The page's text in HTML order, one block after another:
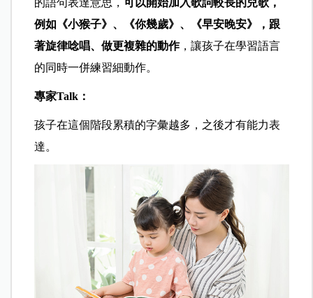
的語句表達意思， 可以開始加入歌詞較長的兒歌，
例如《小猴子》、《你幾歲》、《早安晚安》，跟
著旋律唸唱、做更複雜的動作，讓孩子在學習語言
的同時一併練習細動作。
專家Talk ：
孩子在這個階段累積的字彙越多，之後才有能力表
達。